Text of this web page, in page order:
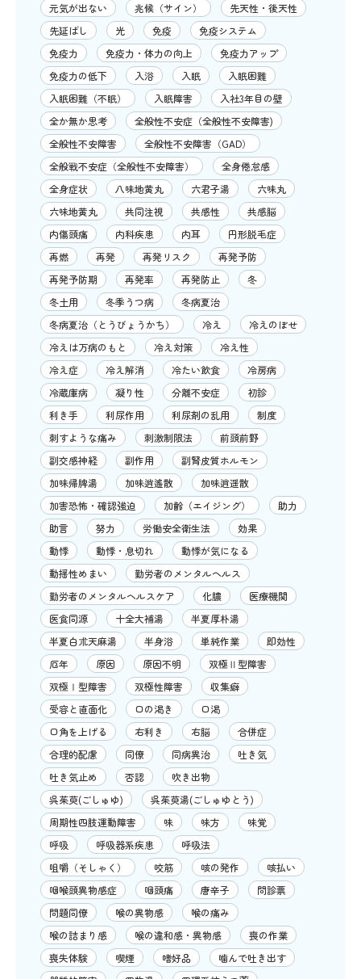
元気が出ない
兆候（サイン）
先天性・後天性
先延ばし
光 免疫
免疫システム
免疫力
免疫力・体力の向上
免疫力アップ
免疫力の低下
入浴 入眠
入眠困難
入眠困難（不眠）
入眠障害
入社3年目の壁
全か無か思考
全般性不安症（全般性不安障害)
全般性不安障害
全般性不安障害（GAD）
全般戦不安症（全般性不安障害）
全身倦怠感
全身症状
八味地黄丸 六君子湯
六味丸
六味地黄丸
共同注視 共感性
共感脳
内傷頭痛
内科疾患 内耳
円形脱毛症
再燃
再発 再発リスク
再発予防
再発予防期
再発率 再発防止
冬
冬土用
冬季うつ病
冬病夏治
冬病夏治（とうびょうかち）
冷え
冷えのぼせ
冷えは万病のもと
冷え対策
冷え性
冷え症
冷え解消 冷たい飲食
冷房病
冷蔵庫病
凝り性 分離不安症
初診
利き手
利尿作用 利尿剤の乱用
制度
刺すような痛み
刺激制限法
前頭前野
副交感神経
副作用
副腎皮質ホルモン
加味帰脾湯
加味逍遙散
加味逍遥散
加害恐怖・確認強迫
加齢（エイジング）
助力
助言
努力 労働安全衛生法
効果
動悸
動悸・息切れ
動悸が気になる
動揺性めまい
勤労者のメンタルヘルス
勤労者のメンタルヘルスケア
化膿
医療機関
医食同源
十全大補湯
半夏厚朴湯
半夏白朮天麻湯
半身浴 単純作業
即効性
厄年
原因 原因不明
双極Ⅱ型障害
双極Ⅰ型障害
双極性障害
収集癖
受容と直面化
口の渇き
口渇
口角を上げる
右利き 右脳
合併症
合理的配慮
同僚 同病異治
吐き気
吐き気止め
否認
吹き出物
呉茱萸(ごしゅゆ)
呉茱萸湯(ごしゅゆとう)
周期性四肢運動障害
味 味方
味覚
呼吸
呼吸器系疾患
呼吸法
咀嚼（そしゃく）
咬筋 咳の発作
咳払い
咽喉頭異物感症
咽頭痛 唐辛子
問診票
問題同僚
喉の異物感
喉の痛み
喉の詰まり感
喉の違和感・異物感
喪の作業
喪失体験
喫煙 嗜好品
噛んで吐き出す